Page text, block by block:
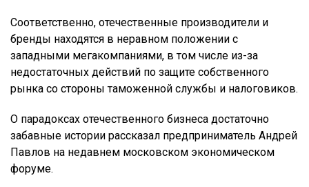
Соответственно, отечественные производители и
бренды находятся в неравном положении с
западными мегакомпаниями, в том числе из-за
недостаточных действий по защите собственного
рынка со стороны таможенной службы и налоговиков.
О парадоксах отечественного бизнеса достаточно
забавные истории рассказал предприниматель Андрей
Павлов на недавнем московском экономическом
форуме.